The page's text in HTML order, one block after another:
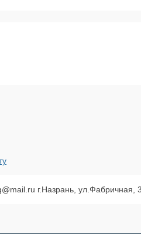
г.Назрань, ул.Фабричная,